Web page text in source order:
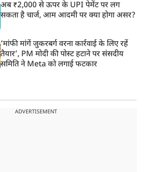
अब ₹2,000 से ऊपर के UPI पेमेंट पर लग
सकता है चार्ज, आम आदमी पर क्या होगा असर?
‘मांफी मांगें जुकरबर्ग वरना कार्रवाई के लिए रहें
तैयार’, PM मोदी की पोस्ट हटाने पर संसदीय
समिति ने Meta को लगाई फटकार
ADVERTISEMENT